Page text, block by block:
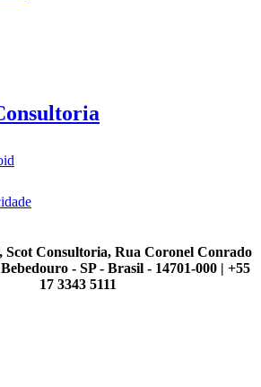
Scot Consultoria, Rua Coronel Conrado
- SP - Brasil - 14701-000 | +55
17 3343 5111